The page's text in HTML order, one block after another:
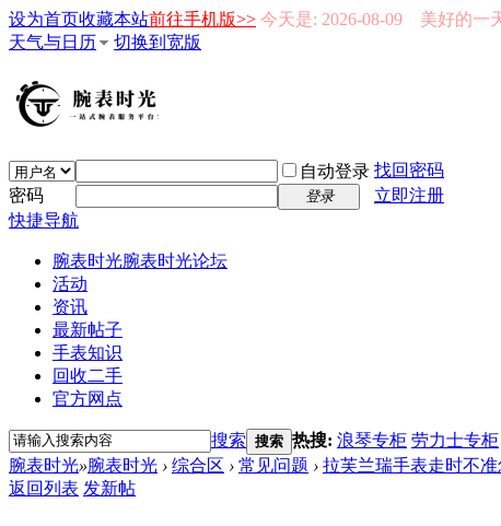
设为首页收藏本站前往手机版>> 今天是: 2026-08-09 美好的一
天气与日历
切换到宽版
自动登录 找回密码
密码
登录
立即注册
快捷导航
腕表时光腕表时光论坛
活动
资讯
最新帖子
手表知识
回收二手
官方网点
搜索 搜索 热搜: 浪琴专柜 劳力士专柜
腕表时光»腕表时光 › 综合区 › 常见问题 › 拉芙兰瑞手表走时不
返回列表 发新帖